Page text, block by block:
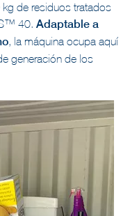
de residuos tratados
40. Adaptable a
, la máquina ocupa aquí
generación de los